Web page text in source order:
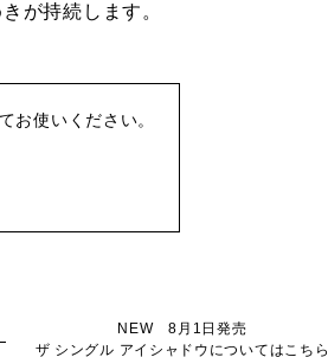
が持続します。
お使いください。
NEW 8月1日発売
ザ シングル アイシャドウについてはこちら